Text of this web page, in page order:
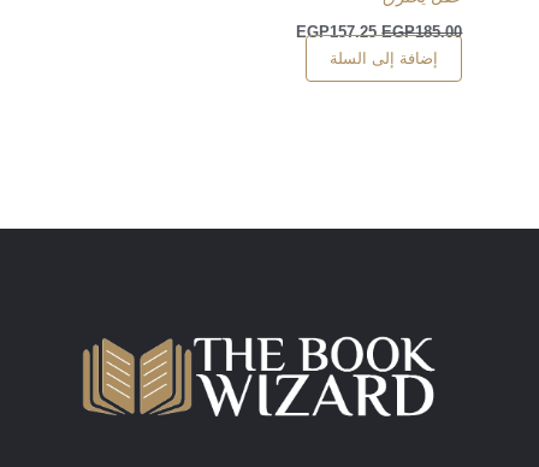
EGP185.00
EGP157.25
إضافة إلى السلة